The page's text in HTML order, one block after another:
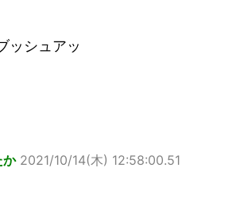
ッシュアッ
か 2021/10/14(木) 12:58:00.51